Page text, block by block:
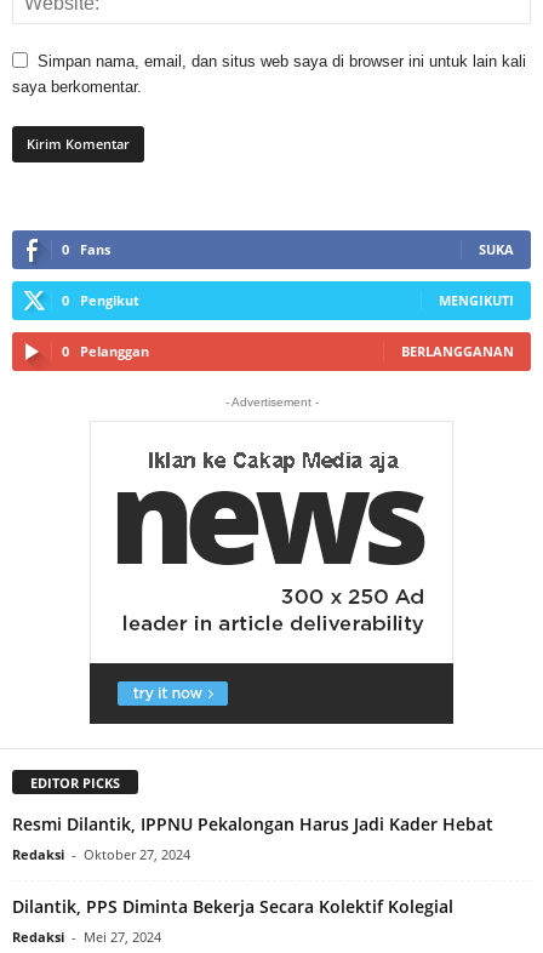
Simpan nama, email, dan situs web saya di browser ini untuk lain kali
saya berkomentar.
0 Fans SUKA
0 Pengikut MENGIKUTI
0 Pelanggan BERLANGGANAN
- Advertisement -
EDITOR PICKS
Resmi Dilantik, IPPNU Pekalongan Harus Jadi Kader Hebat
Redaksi - Oktober 27, 2024
Dilantik, PPS Diminta Bekerja Secara Kolektif Kolegial
Redaksi - Mei 27, 2024